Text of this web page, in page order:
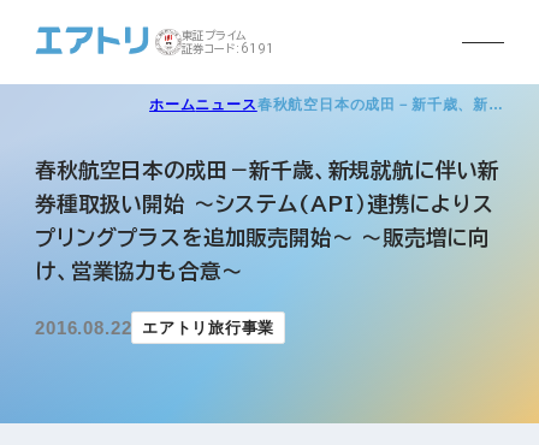
東証プライム
証券コード:6191
ホームニュース春秋航空日本の成田－新千歳、新…
春秋航空日本の成田－新千歳、新規就航に伴い新
券種取扱い開始 ～システム(API）連携によりス
プリングプラスを追加販売開始～ ～販売増に向
け、営業協力も合意～
2016.08.22 エアトリ旅行事業